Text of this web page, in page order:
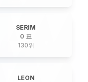
SERIM
0 표
130위
LEON